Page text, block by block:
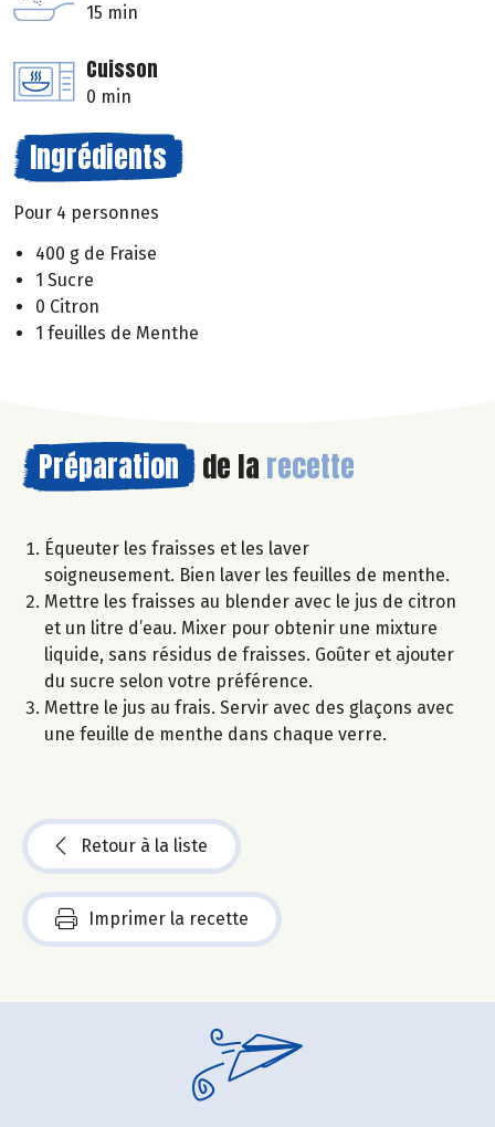
15 min
Cuisson
0 min
Ingrédients
Pour 4 personnes
400 g de Fraise
1 Sucre
0 Citron
1 feuilles de Menthe
Préparation de la recette
Équeuter les fraisses et les laver
soigneusement. Bien laver les feuilles de menthe.
Mettre les fraisses au blender avec le jus de citron
et un litre d’eau. Mixer pour obtenir une mixture
liquide, sans résidus de fraisses. Goûter et ajouter
du sucre selon votre préférence.
Mettre le jus au frais. Servir avec des glaçons avec
une feuille de menthe dans chaque verre.
Retour à la liste
Imprimer la recette